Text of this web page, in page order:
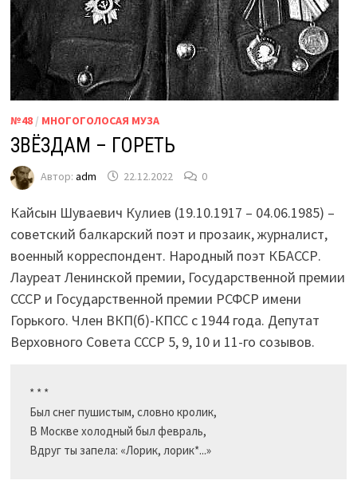
№48/ МНОГОГОЛОСАЯ МУЗА
ЗВЁЗДАМ – ГОРЕТЬ
Автор: adm 22.12.2022 0
Кайсын Шуваевич Кулиев (19.10.1917 – 04.06.1985) –
советский балкарский поэт и прозаик, журналист,
военный корреспондент. Народный поэт КБАССР.
Лауреат Ленинской премии, Государственной премии
СССР и Государственной премии РСФСР имени
Горького. Член ВКП(б)-КПСС с 1944 года. Депутат
Верховного Совета СССР 5, 9, 10 и 11-го созывов.
* * *
Был снег пушистым, словно кролик,
В Москве холодный был февраль,
Вдруг ты запела: «Лорик, лорик*...»